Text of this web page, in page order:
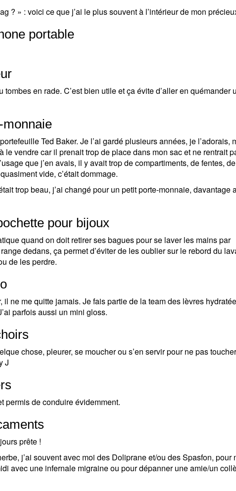
? » : voici ce que j’ai le plus souvent à l’intérieur de mon
portable
tombes en rade. C’est bien utile et ça évite d’aller en quémander
monnaie
Ted Baker. Je l’ai gardé plusieurs années, je l’adorais,
le vendre car il prenait trop de place dans mon sac et ne rentrait
que j’en avais, il y avait trop de compartiments, de fentes, de
vide, c’était dommage.
trop beau, j’ai changé pour un petit porte-monnaie, davantage
pour bijoux
quand on doit retirer ses bagues pour se laver les mains par
dedans, ça permet d’éviter de les oublier sur le rebord du
de les perdre.
il ne me quitte jamais. Je fais partie de la team des lèvres
parfois aussi un mini gloss.
chose, pleurer, se moucher ou s’en servir pour ne pas
J
permis de conduire évidemment.
prête !
j’ai souvent avec moi des Doliprane et/ou des Spasfon, pour
avec une infernale migraine ou pour dépanner une amie/un